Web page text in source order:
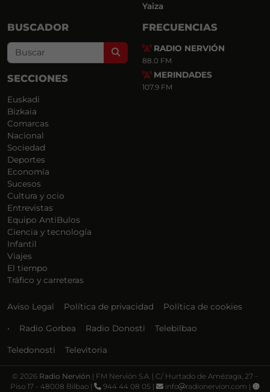
Yaiza
BUSCADOR
Search
SECCIONES
Euskadi
Bizkaia
Comarcas
Nacional
Sociedad
Deportes
Economía
Sucesos
Cultura y ocio
Entrevistas
Equipo AntiBulos
Ciencia y tecnología
Infantil
Viajes
El tiempo
Tráfico y carreteras
FRECUENCIAS
RADIO NERVIÓN
88.0 FM
MERINDADES
107.9 FM
Aviso Legal Política de privacidad Política de cookies
• Radio Gorbea Radio Donosti Telebilbao
Teledonosti Televitoria
© 2026 Radio Nervión | FM Nervión S.A. | C/ Hurtado de Amézaga, 27 -
Piso 17 - 48008 Bilbao |
944 44 08 05 | info radionervion.com |